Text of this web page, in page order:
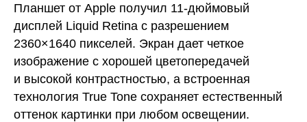
Планшет от Apple получил 11-дюймовый
дисплей Liquid Retina с разрешением
2360×1640 пикселей. Экран дает четкое
изображение c хорошей цветопередачей
и высокой контрастностью, а встроенная
технология True Tone сохраняет естественный
оттенок картинки при любом освещении.